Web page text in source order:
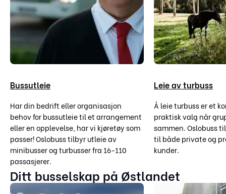
Bussutleie
Har din bedrift eller organisasjon
behov for bussutleie til et arrangement
eller en opplevelse, har vi kjøretøy som
passer! Oslobuss tilbyr utleie av
minibusser og turbusser fra 16-110
passasjerer.
Leie av turbuss
Å leie turbuss er et
praktisk valg når
sammen. Oslobuss
til både private og
kunder.
Ditt busselskap på Østlandet